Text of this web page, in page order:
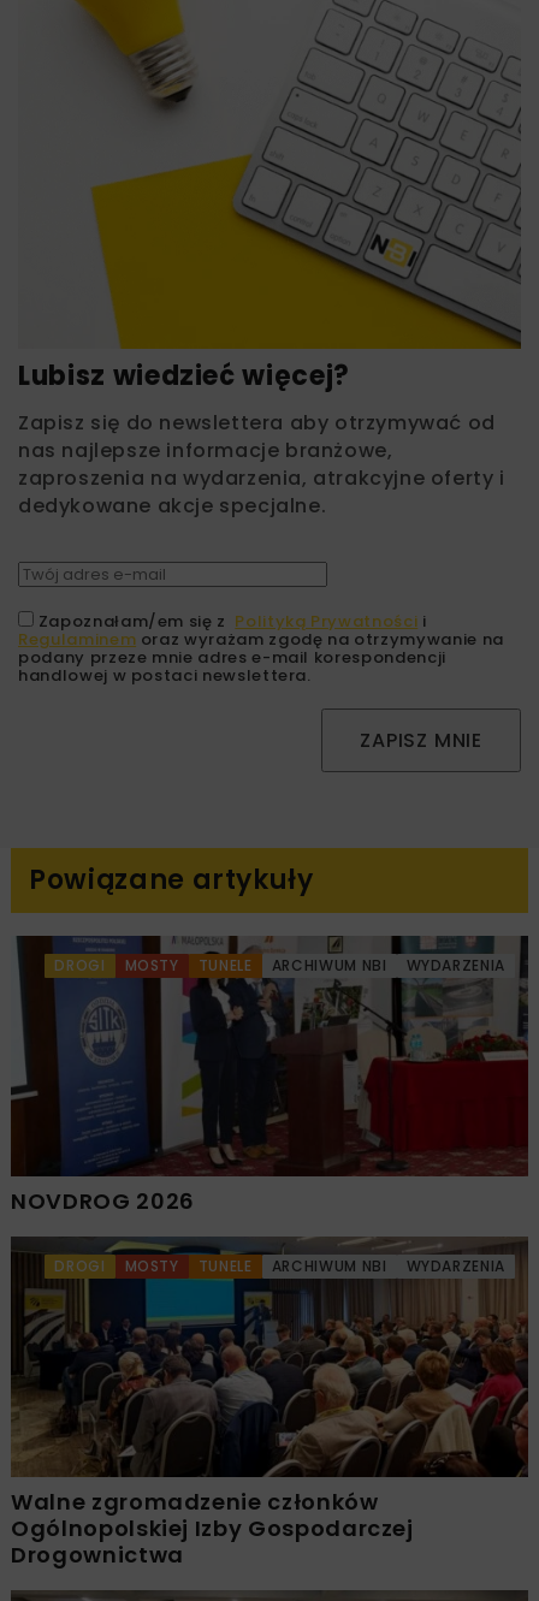
Lubisz wiedzieć więcej?
Zapisz się do newslettera aby otrzymywać od
nas najlepsze informacje branżowe,
zaproszenia na wydarzenia, atrakcyjne oferty i
dedykowane akcje specjalne.
Zapoznałam/em się z Polityką Prywatności i
Regulaminem oraz wyrażam zgodę na otrzymywanie na
podany przeze mnie adres e-mail korespondencji
handlowej w postaci newslettera.
ZAPISZ MNIE
Powiązane artykuły
DROGI MOSTY TUNELE ARCHIWUM NBI WYDARZENIA
NOVDROG 2026
DROGI MOSTY TUNELE ARCHIWUM NBI WYDARZENIA
Walne zgromadzenie członków
Ogólnopolskiej Izby Gospodarczej
Drogownictwa